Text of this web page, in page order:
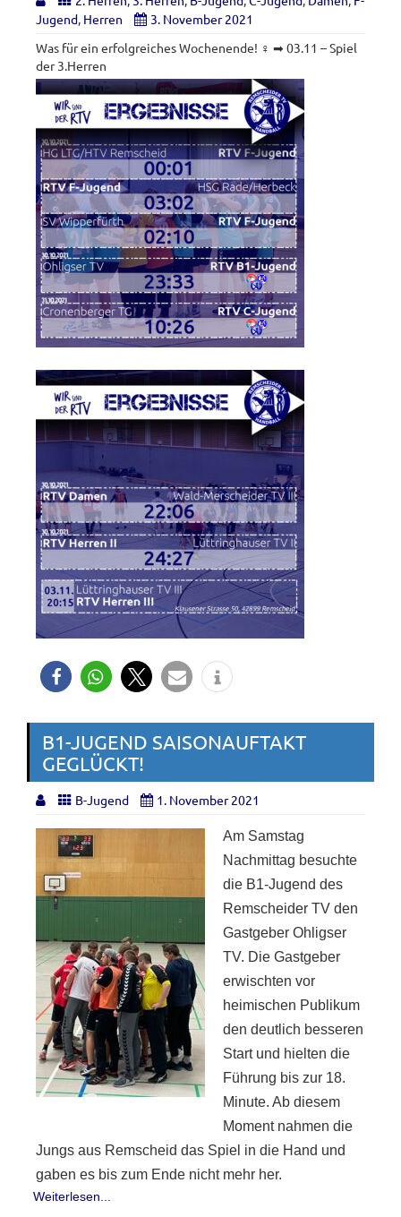
Jugend, Herren
3. November 2021
Was für ein erfolgreiches Wochenende! ‍♀️ ➡ 03.11 – Spiel
der 3.Herren
B1-JUGEND SAISONAUFTAKT
GEGLÜCKT!
B-Jugend 1. November 2021
Am Samstag
Nachmittag besuchte
die B1-Jugend des
Remscheider TV den
Gastgeber Ohligser
TV. Die Gastgeber
erwischten vor
heimischen Publikum
den deutlich besseren
Start und hielten die
Führung bis zur 18.
Minute. Ab diesem
Moment nahmen die
Jungs aus Remscheid das Spiel in die Hand und
gaben es bis zum Ende nicht mehr her.
Weiterlesen...